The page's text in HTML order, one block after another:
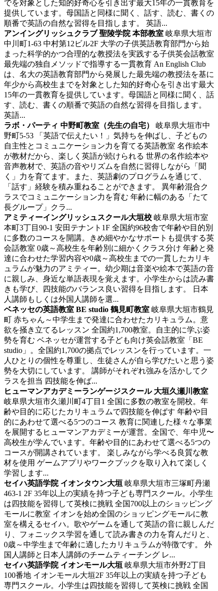
でを対象とした知的好奇心を引き出す最大15年の一貫教育を
提供しています。母国語と同様に聞く、話す、読む、書くの
順番で英語の自然な習得を目指します。 英語...
アンイングリッシュクラブ 聖陵学院 本部教室 岐阜県大垣市
中川町1-63 中村第12ビル2F 大学の子供英語教育部門から始
まった科学的かつ合理的な教授法を実践する子供英会話教室
最先端の独自メソッドで指導する一貫教育 An English Club
は、名大の英語教育部門から発展した最先端の教授法を基に
年少から高校生までを対象とした知的好奇心を引き出す最大
15年の一貫教育を提供しています。母国語と同様に聞く、話
す、読む、書くの順番で英語の自然な習得を目指します。
英語...
ラボ・パーティ 中野町教室（先生の自宅）
岐阜県大垣市中
野町5-53
「英語で伝えたい！」気持ちを伸ばし、子どもの
自主性とコミュニケーション力を育てる英語教室 名作絵本
が教材だから、楽しく英語が続けられる 世界の名作絵本や
音声教材で、英語の音やリズムを自然に習得しながら「聞
く」力を育てます。また、英語劇のプログラムを通じて、
「話す」経験を積み重ねることができます。 異年齢混合ク
ラスでコミュニケーション力を育む 年齢に幅のある「たて
長グループ」クラ...
アミティーイングリッシュスクール大垣校 岐阜県大垣市室
本町3丁目90-1 安田テナント1F 全国約96校舎で年齢や目的別
に多数のコースを開講。きめ細やかなサポートも提供する英
会話教室 0歳～高校生を年齢別に細かくクラス分け 年齢と発
達に合わせた学習内容や0歳～高校生までの一貫したカリキ
ュラムが魅力のアミティー。幼少期は音楽や絵本で英語の音
に親しみ、身近な単語表現を覚えます。小学生からは読み書
きも学び、四技能のバランス良い習得を目指します。 日本
人講師もしくは外国人講師を選...
ベネッセの英語教室 BE studio 鶴見町教室 岐阜県大垣市鶴見
町 赤ちゃん～中学生まで発達に合わせたカリキュラム。意
欲を掻き立てるレッスン 全国約1,700教室。自主的に学ぶ姿
勢を育む ベネッセが運営する子ども向け英会話教室「BE
studio」。全国約1,700の拠点でレッスンを行っています。一
人ひとりの個性を尊重し、生徒さんが自ら学びたいと思う姿
勢を大切にしています。 講師がそれぞれ強みを活かしてク
ラスを担当 四技能を伸ば...
ヒューマンアカデミーランゲージスクール 大垣久瀬川教室
岐阜県大垣市久瀬川町4丁目1 全国に多数の教室を開校。年
齢や目的に応じたカリキュラムで四技能を伸ばす 年齢や目
的にあわせて選べる5つのコース 教育に関連した様々な事業
を展開するヒューマンアカデミーが運営。全国で、年中児〜
高校生が学んでいます。年齢や目的にあわせて選べる5つの
コースが開講されています。 楽しみながら学べる良質な教
材を使用 ゲームアプリやワークブックを取り入れて楽しく
学習します...
セイハ英語学院 イオンタウン大垣 岐阜県大垣市三塚町丹瀬
463-1 2F 35年以上の実績を持つ子ども専門スクール。小学生
は四技能を習得して英検に挑戦 全国700以上のショッピング
モールに教室 イオンを始め全国のショッピングモールに教
室を構えるセイハ。歌やゲームを通して英語の音に親しんだ
り、フォニックス学習を通して読み書きの力を育んだりと、
0歳～中学生まで年齢に適したカリキュラムが特徴です。 外
国人講師と日本人講師のチームティーチング レ...
セイハ英語学院 イオンモール大垣 岐阜県大垣市外野2丁目
100番地 イオンモール大垣2F 35年以上の実績を持つ子ども
専門スクール。小学生は四技能を習得して英検に挑戦 全国